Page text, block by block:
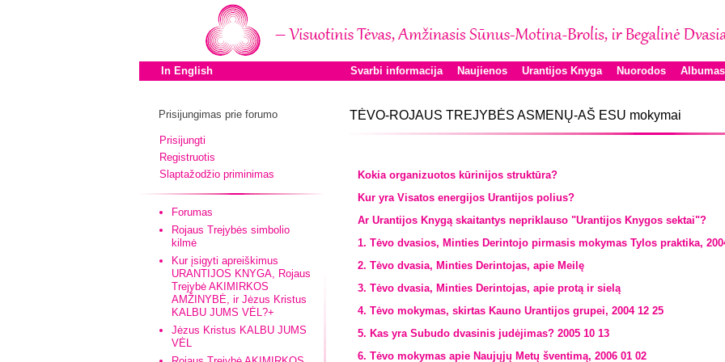
In English Svarbi informacija Naujienos Urantijos Knyga Nuorodos Albumas
Prisijungimas prie forumo
Prisijungti
Registruotis
Slaptažodžio priminimas
Forumas
Rojaus Trejybės simbolio
kilmė
Kur įsigyti apreiškimus
URANTIJOS KNYGA, Rojaus
Trejybė AKIMIRKOS
AMŽINYBĖ, ir Jėzus Kristus
KALBU JUMS VĖL?+
Jėzus Kristus KALBU JUMS
VĖL
TĖVO-ROJAUS TREJYBĖS ASMENŲ-AŠ ESU mokymai
Kokia organizuotos kūrinijos struktūra?
Kur yra Visatos energijos Urantijos polius?
Ar Urantijos Knygą skaitantys nepriklauso "Urantijos Knygos sektai"?
1. Tėvo dvasios, Minties Derintojo pirmasis mokymas Tylos praktika,
2. Tėvo dvasia, Minties Derintojas, apie Meilę
3. Tėvo dvasia, Minties Derintojas, apie protą ir sielą
4. Tėvo mokymas, skirtas Kauno Urantijos grupei, 2004 12 25
5. Kas yra Subudo dvasinis judėjimas? 2005 10 13
6. Tėvo mokymas apie Naujųjų Metų šventimą, 2006 01 02